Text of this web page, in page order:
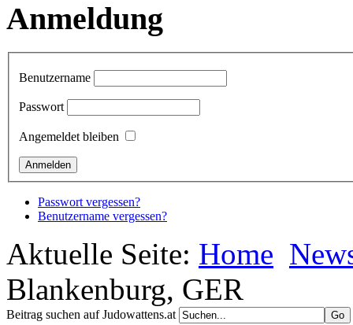
Anmeldung
Benutzername
Passwort
Angemeldet bleiben
Passwort vergessen?
Benutzername vergessen?
Aktuelle Seite: Home
Blankenburg, GER
Beitrag suchen auf Judowattens.at